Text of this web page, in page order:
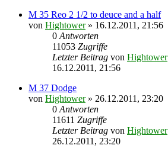
M 35 Reo 2 1/2 to deuce and a half
von Hightower» 16.12.2011, 21:56
0 Antworten
11053 Zugriffe
Letzter Beitrag von Hightower
16.12.2011, 21:56
M 37 Dodge
von Hightower» 26.12.2011, 23:20
0 Antworten
11611 Zugriffe
Letzter Beitrag von Hightower
26.12.2011, 23:20